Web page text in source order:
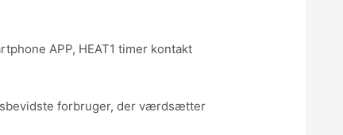
APP, HEAT1 timer kontakt
forbruger, der værdsætter